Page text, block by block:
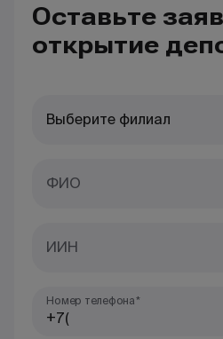
Оставьте
открытие
Выберите филиал
ФИО
ИИН
Номер телефона*